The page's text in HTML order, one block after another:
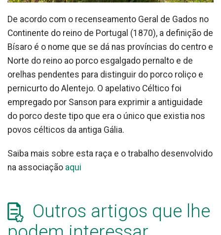
De acordo com o recenseamento Geral de Gados no
Continente do reino de Portugal (1870), a definição de
Bísaro é o nome que se dá nas províncias do centro e
Norte do reino ao porco esgalgado pernalto e de
orelhas pendentes para distinguir do porco roliço e
pernicurto do Alentejo. O apelativo Céltico foi
empregado por Sanson para exprimir a antiguidade
do porco deste tipo que era o único que existia nos
povos célticos da antiga Gália.
Saiba mais sobre esta raça e o trabalho desenvolvido
na associação aqui
Outros artigos que lhe